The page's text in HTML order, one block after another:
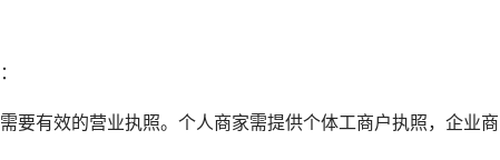
要有效的营业执照。个人商家需提供个体工商户执照，企业商